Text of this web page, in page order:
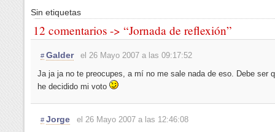
Sin etiquetas
12 comentarios -> “Jornada de reflexión”
# Galder
el 26 Mayo 2007 a las 09:17:52
Ja ja ja no te preocupes, a mí no me sale nada de eso. Debe ser
he decidido mi voto
# Jorge
el 26 Mayo 2007 a las 12:46:08